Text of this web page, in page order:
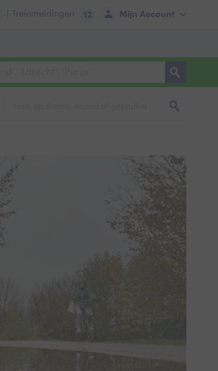
Mijn Account
| Treinmeldingen 12